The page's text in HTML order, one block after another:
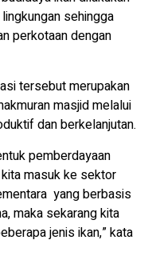
sehingga
perkotaan dengan
tersebut merupakan
masjid melalui
dan berkelanjutan.
pemberdayaan
masuk ke sektor
yang berbasis
maka sekarang kita
jenis ikan,” kata